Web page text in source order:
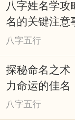
择日重要吗
日子择吉日
化活动、皇家
动，都和择
说：得天时
八字姓名学攻
名的关键注意
八字五行
探秘命名之术
力命运的佳名
八字五行